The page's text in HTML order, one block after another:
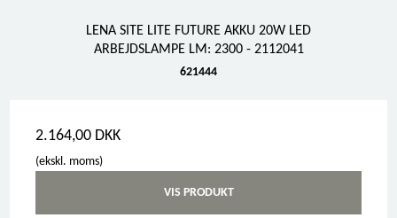
LENA SITE LITE FUTURE AKKU 20W LED
ARBEJDSLAMPE LM: 2300 - 2112041
621444
2.164,00 DKK
(ekskl. moms)
VIS PRODUKT